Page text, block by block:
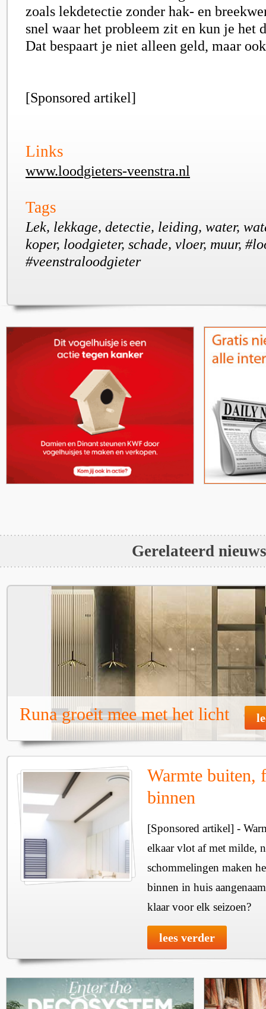
zoals lekdetectie zonder hak- en
snel waar het probleem zit en kun je het
Dat bespaart je niet alleen geld, maar
[Sponsored artikel]
Links
www.loodgieters-veenstra.nl
Tags
Lek, lekkage, detectie, leiding, water,
koper, loodgieter, schade, vloer, muur,
#veenstraloodgieter
Gerelateerd nieuws
Runa groeit mee met het licht
Warmte buiten,
binnen
[Sponsored artikel] -
elkaar vlot af met milde,
schommelingen maken
binnen in huis
klaar voor elk seizoen?
lees verder